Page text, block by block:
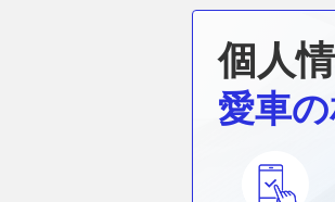
個人
愛車